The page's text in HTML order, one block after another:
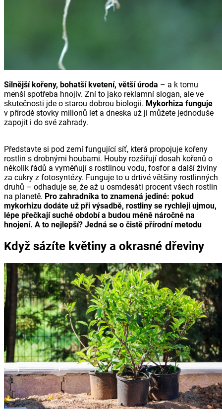
Silnější kořeny, bohatší kvetení, větší úroda – a k tomu
menší spotřeba hnojiv. Zní to jako reklamní slogan, ale ve
skutečnosti jde o starou dobrou biologii. Mykorhiza funguje
v přírodě stovky milionů let a dneska už ji můžete jednoduše
zapojit i do své zahrady.
Představte si pod zemí fungující síť, která propojuje kořeny
rostlin s drobnými houbami. Houby rozšiřují dosah kořenů o
několik řádů a vyměňují s rostlinou vodu, fosfor a další živiny
za cukry z fotosyntézy. Funguje to u drtivé většiny rostlinných
druhů – odhaduje se, že až u osmdesáti procent všech rostlin
na planetě. Pro zahradníka to znamená jediné: pokud
mykorhizu dodáte už při výsadbě, rostliny se rychleji ujmou,
lépe přečkají suché období a budou méně náročné na
hnojení. A to nejlepší? Jedná se o čistě přírodní metodu
Když sázíte květiny a okrasné dřeviny